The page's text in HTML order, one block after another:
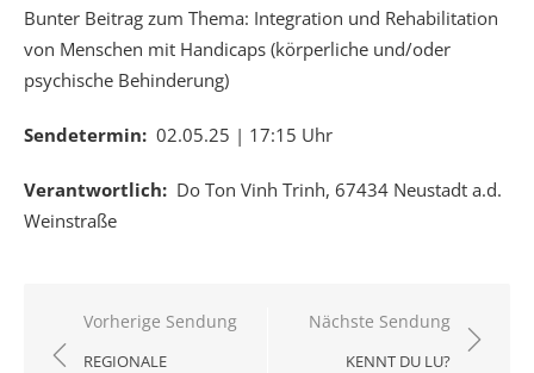
Bunter Beitrag zum Thema: Integration und Rehabilitation
von Menschen mit Handicaps (körperliche und/oder
psychische Behinderung)
Sendetermin: 02.05.25 | 17:15 Uhr
Verantwortlich: Do Ton Vinh Trinh, 67434 Neustadt a.d.
Weinstraße
Beitragsnavigation
Vorherige Sendung
REGIONALE
Nächste Sendung
KENNT DU LU?